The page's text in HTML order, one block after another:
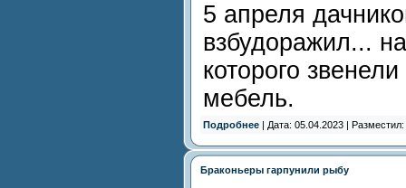
5 апреля
взбудоражил...
которого
мебель.
Подробнее | Дата: 05.04.2023 | Разместил:
Браконьеры гарпунили рыбу